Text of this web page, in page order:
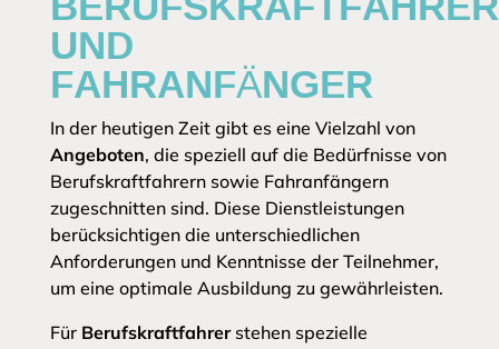
UND
FAHRANFÄNGER
In der heutigen Zeit gibt es eine Vielzahl von
Angeboten, die speziell auf die Bedürfnisse von
Berufskraftfahrern sowie Fahranfängern
zugeschnitten sind. Diese Dienstleistungen
berücksichtigen die unterschiedlichen
Anforderungen und Kenntnisse der Teilnehmer,
um eine optimale Ausbildung zu gewährleisten.
Für Berufskraftfahrerstehen spezielle